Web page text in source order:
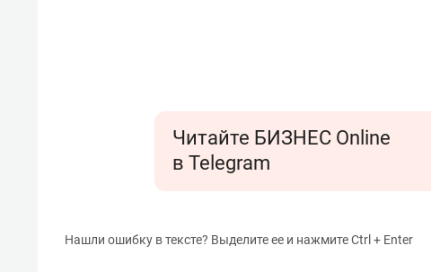
Читайте БИЗНЕС Online
в Telegram
Нашли ошибку в тексте? Выделите ее и нажмите Ctrl + Enter